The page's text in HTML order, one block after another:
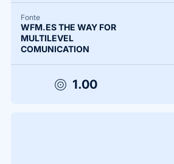
Fonte
WFM.ES THE WAY FOR
MULTILEVEL
COMUNICATION
target 1.00